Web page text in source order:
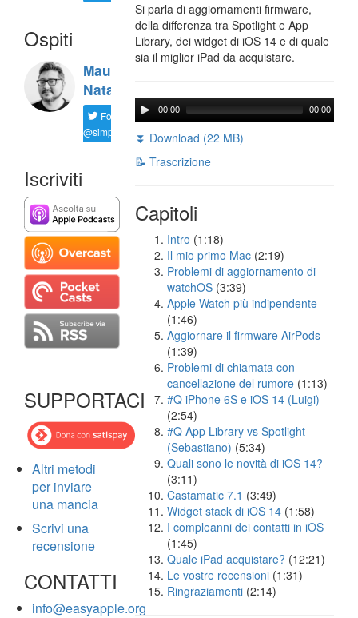
Ospiti
Maurizio
Natali
Follow
@simplemal
Iscriviti
SUPPORTACI
Altri metodi
per inviare
una mancia
Scrivi una
recensione
CONTATTI
info@easyapple.org
Si parla di aggiornamenti firmware,
della differenza tra Spotlight e App
Library, dei widget di iOS 14 e di quale
sia il miglior iPad da acquistare.
00:00 00:00
⏬ Download (22 MB)
📝 Trascrizione
Capitoli
Intro (1:18)
Il mio primo Mac (2:19)
Problemi di aggiornamento di
watchOS (3:39)
Apple Watch più indipendente
(1:46)
Aggiornare il firmware AirPods
(1:39)
Problemi di chiamata con
cancellazione del rumore (1:13)
#Q iPhone 6S e iOS 14 (Luigi)
(2:54)
#Q App Library vs Spotlight
(Sebastiano) (5:34)
Quali sono le novità di iOS 14?
(3:11)
Castamatic 7.1 (3:49)
Widget stack di iOS 14 (1:58)
I compleanni dei contatti in iOS
(1:45)
Quale iPad acquistare? (12:21)
Le vostre recensioni (1:31)
Ringraziamenti (2:14)